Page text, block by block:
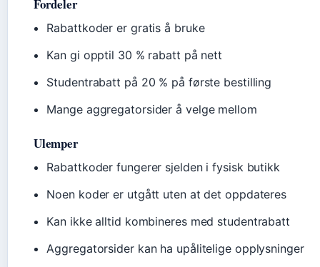
Fordeler
Rabattkoder er gratis å bruke
Kan gi opptil 30 % rabatt på nett
Studentrabatt på 20 % på første bestilling
Mange aggregatorsider å velge mellom
Ulemper
Rabattkoder fungerer sjelden i fysisk butikk
Noen koder er utgått uten at det oppdateres
Kan ikke alltid kombineres med studentrabatt
Aggregatorsider kan ha upålitelige opplysninger